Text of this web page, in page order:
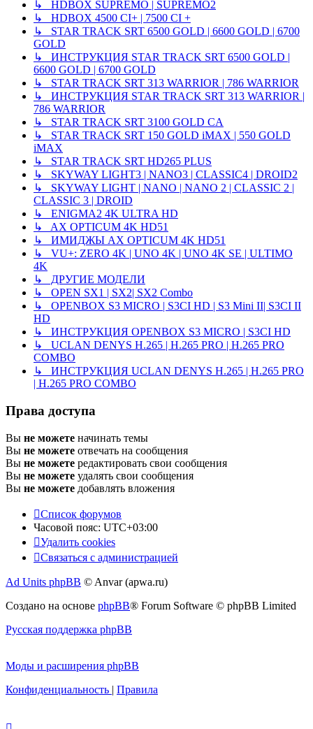
↳ HDBOX SUPREMO | SUPREMO2
↳ HDBOX 4500 CI+ | 7500 CI +
↳ STAR TRACK SRT 6500 GOLD | 6600 GOLD | 6700
GOLD
↳ ИНСТРУКЦИЯ STAR TRACK SRT 6500 GOLD |
6600 GOLD | 6700 GOLD
↳ STAR TRACK SRT 313 WARRIOR | 786 WARRIOR
↳ ИНСТРУКЦИЯ STAR TRACK SRT 313 WARRIOR |
786 WARRIOR
↳ STAR TRACK SRT 3100 GOLD CA
↳ STAR TRACK SRT 150 GOLD iMAX | 550 GOLD
iMAX
↳ STAR TRACK SRT HD265 PLUS
↳ SKYWAY LIGHT3 | NANO3 | CLASSIC4 | DROID2
↳ SKYWAY LIGHT | NANO | NANO 2 | CLASSIC 2 |
CLASSIC 3 | DROID
↳ ENIGMA2 4K ULTRA HD
↳ AX OPTICUM 4K HD51
↳ ИМИДЖЫ AX OPTICUM 4K HD51
↳ VU+: ZERO 4K | UNO 4K | UNO 4K SE | ULTIMO
4K
↳ ДРУГИЕ МОДЕЛИ
↳ OPEN SX1 | SX2| SX2 Combo
↳ OPENBOX S3 MICRO | S3CI HD | S3 Mini II| S3CI II
HD
↳ ИНСТРУКЦИЯ OPENBOX S3 MICRO | S3CI HD
↳ UCLAN DENYS H.265 | H.265 PRO | H.265 PRO
COMBO
↳ ИНСТРУКЦИЯ UCLAN DENYS H.265 | H.265 PRO
| H.265 PRO COMBO
Права доступа
Вы не можете начинать темы
Вы не можете отвечать на сообщения
Вы не можете редактировать свои сообщения
Вы не можете удалять свои сообщения
Вы не можете добавлять вложения
Список форумов
Часовой пояс: UTC+03:00
Удалить cookies
Связаться с администрацией
Ad Units phpBB © Anvar (apwa.ru)
Создано на основе phpBB® Forum Software © phpBB Limited
Русская поддержка phpBB
Моды и расширения phpBB
Конфиденциальность | Правила